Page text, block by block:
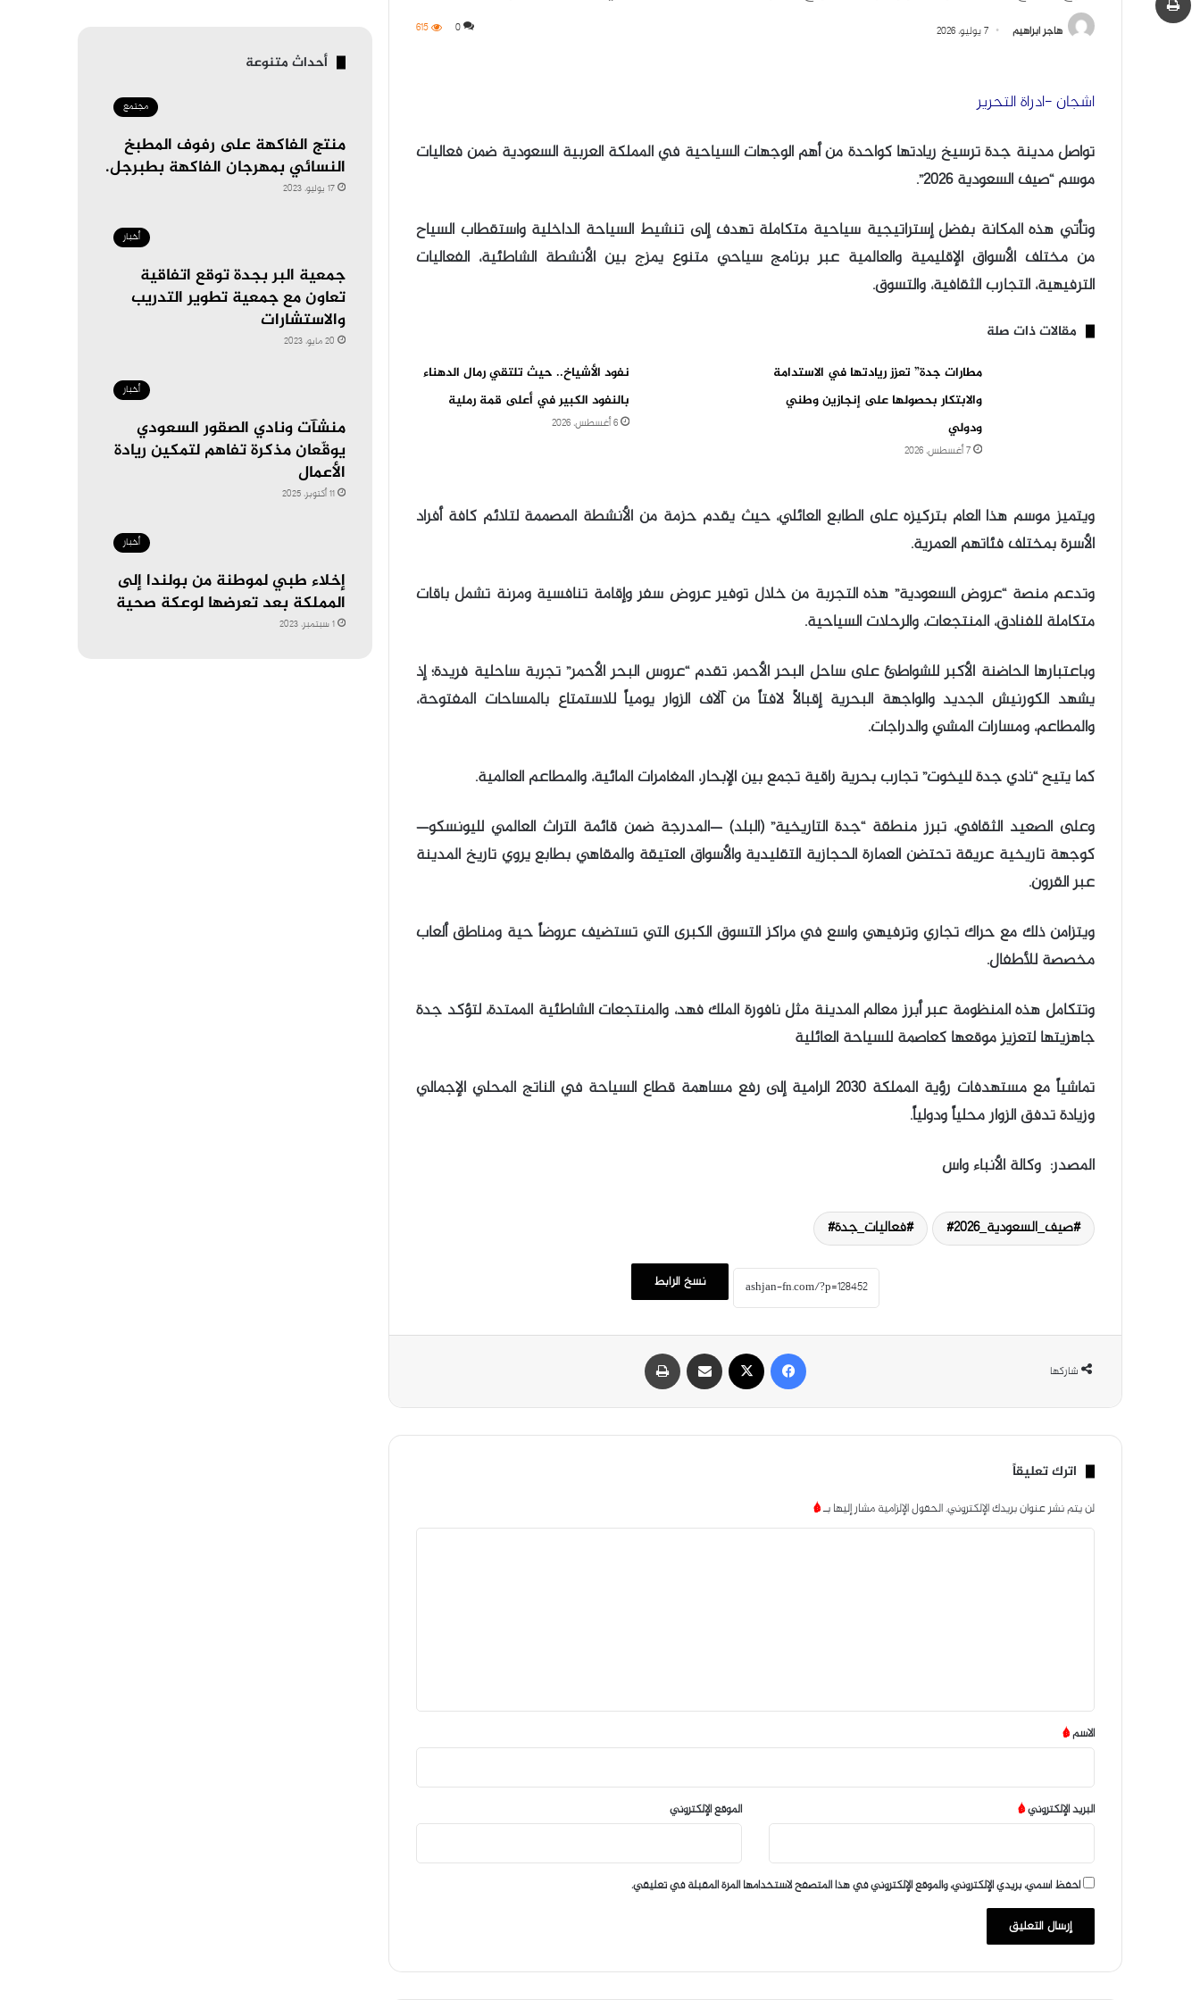
هاجر ابراهيم 7 يوليو، 2026 0
615
اشجان -ادراة التحرير
تواصل مدينة جدة ترسيخ ريادتها كواحدة من أهم الوجهات السياحية في المملكة العربية السعودية ضمن فعاليات
موسم “صيف السعودية 2026”.
وتأتي هذه المكانة بفضل إستراتيجية سياحية متكاملة تهدف إلى تنشيط السياحة الداخلية واستقطاب السياح
من مختلف الأسواق الإقليمية والعالمية عبر برنامج سياحي متنوع يمزج بين الأنشطة الشاطئية، الفعاليات
الترفيهية، التجارب الثقافية، والتسوق.
مقالات ذات صلة
مطارات جدة” تعزز ريادتها في الاستدامة
والابتكار بحصولها على إنجازين وطني
ودولي
7 أغسطس، 2026
نفود الأشياخ.. حيث تلتقي رمال الدهناء
بالنفود الكبير في أعلى قمة رملية
6 أغسطس، 2026
ويتميز موسم هذا العام بتركيزه على الطابع العائلي، حيث يقدم حزمة من الأنشطة المصممة لتلائم كافة أفراد
الأسرة بمختلف فئاتهم العمرية.
وتدعم منصة “عروض السعودية” هذه التجربة من خلال توفير عروض سفر وإقامة تنافسية ومرنة تشمل باقات
متكاملة للفنادق، المنتجعات، والرحلات السياحية.
وباعتبارها الحاضنة الأكبر للشواطئ على ساحل البحر الأحمر، تقدم “عروس البحر الأحمر” تجربة ساحلية فريدة؛ إذ
يشهد الكورنيش الجديد والواجهة البحرية إقبالاً لافتاً من آلاف الزوار يومياً للاستمتاع بالمساحات المفتوحة،
والمطاعم، ومسارات المشي والدراجات.
كما يتيح “نادي جدة لليخوت” تجارب بحرية راقية تجمع بين الإبحار، المغامرات المائية، والمطاعم العالمية.
وعلى الصعيد الثقافي، تبرز منطقة “جدة التاريخية” (البلد) —المدرجة ضمن قائمة التراث العالمي لليونسكو—
كوجهة تاريخية عريقة تحتضن العمارة الحجازية التقليدية والأسواق العتيقة والمقاهي بطابع يروي تاريخ المدينة
عبر القرون.
ويتزامن ذلك مع حراك تجاري وترفيهي واسع في مراكز التسوق الكبرى التي تستضيف عروضاً حية ومناطق ألعاب
مخصصة للأطفال.
وتتكامل هذه المنظومة عبر أبرز معالم المدينة مثل نافورة الملك فهد، والمنتجعات الشاطئية الممتدة، لتؤكد جدة
جاهزيتها لتعزيز موقعها كعاصمة للسياحة العائلية
تماشياً مع مستهدفات رؤية المملكة 2030 الرامية إلى رفع مساهمة قطاع السياحة في الناتج المحلي الإجمالي
وزيادة تدفق الزوار محلياً ودولياً.
المصدر: وكالة الأنباء واس
صيف_السعودية_2026# فعاليات_جدة#
نسخ الرابط
شاركها
اترك تعليقاً
لن يتم نشر عنوان بريدك الإلكتروني.الحقول الإلزامية مشار إليها بـ*
*
الاسم*
البريد الإلكتروني* الموقع الإلكتروني
احفظ اسمي، بريدي الإلكتروني، والموقع الإلكتروني في هذا المتصفح لاستخدامها المرة المقبلة في تعليقي.
أحداث متنوعة
مجتمع
منتج الفاكهة على رفوف المطبخ
النسائي بمهرجان الفاكهة بطبرجل.
17 يوليو، 2023
أخبار
جمعية البر بجدة توقع اتفاقية
تعاون مع جمعية تطوير التدريب
والاستشارات
20 مايو، 2023
أخبار
منشآت ونادي الصقور السعودي
يوقّعان مذكرة تفاهم لتمكين ريادة
الأعمال
11 أكتوبر، 2025
أخبار
إخلاء طبي لموطنة من بولندا إلى
المملكة بعد تعرضها لوعكة صحية
1 سبتمبر، 2023